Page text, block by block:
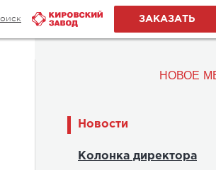
НОВОЕ
ЗАКАЗАТЬ
Новости
Колонка директора